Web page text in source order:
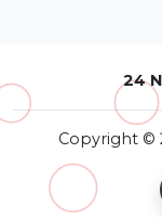
24
Copyright ©